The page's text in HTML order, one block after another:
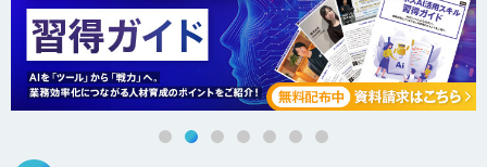
DXセカンドオピニオン